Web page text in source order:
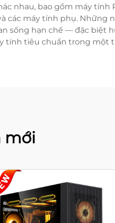
nhau, bao gồm máy tính
máy tính phụ. Những
hạn chế — đặc biệt
tính tiêu chuẩn trong một
mới